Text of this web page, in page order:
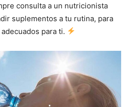
consulta a un nutricionista
suplementos a tu rutina, para
para ti.